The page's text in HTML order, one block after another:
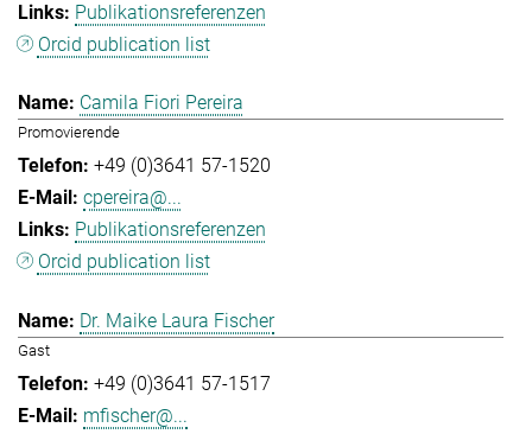
Publikationsreferenzen
Orcid publication list
Camila Fiori Pereira
Promovierende
+49 (0)3641 57-1520
cpereira@...
Publikationsreferenzen
Orcid publication list
Dr. Maike Laura Fischer
Gast
+49 (0)3641 57-1517
mfischer@...